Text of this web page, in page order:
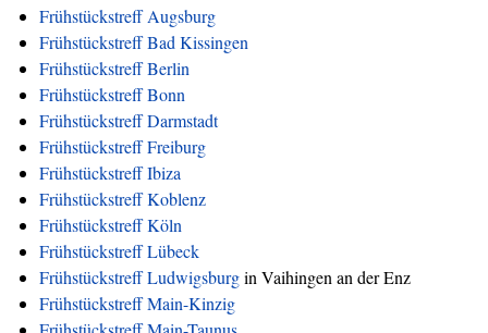
Frühstückstreff Augsburg
Frühstückstreff Bad Kissingen
Frühstückstreff Berlin
Frühstückstreff Bonn
Frühstückstreff Darmstadt
Frühstückstreff Freiburg
Frühstückstreff Ibiza
Frühstückstreff Koblenz
Frühstückstreff Köln
Frühstückstreff Lübeck
Frühstückstreff Ludwigsburgin Vaihingen an der Enz
Frühstückstreff Main-Kinzig